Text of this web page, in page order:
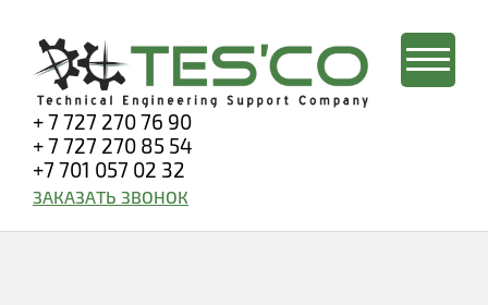
+ 7 727 270 76 90
+ 7 727 270 85 54
+7 701 057 02 32
ЗАКАЗАТЬ ЗВОНОК